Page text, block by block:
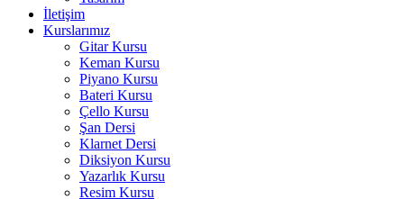
İletişim
Kurslarımız
Gitar Kursu
Keman Kursu
Piyano Kursu
Bateri Kursu
Çello Kursu
Şan Dersi
Klarnet Dersi
Diksiyon Kursu
Yazarlık Kursu
Resim Kursu